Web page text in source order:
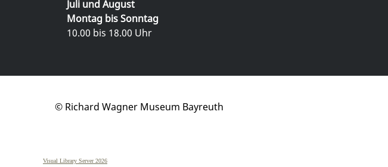
Juli und August
Montag bis Sonntag
10.00 bis 18.00 Uhr
© Richard Wagner Museum Bayreuth
Visual Library Server 2026